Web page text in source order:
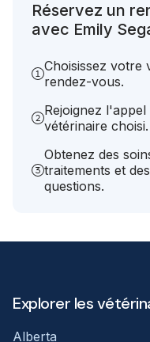
Réservez un
avec Emily
Choisissez votre
rendez-vous.
Rejoignez
vétérinaire choisi.
Obtenez des
traitements et
questions.
Explorer les
Alberta